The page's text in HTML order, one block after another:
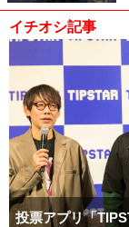
イチオシ記事
投票アプリ「